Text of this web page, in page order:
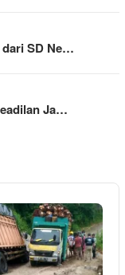
dari SD Ne…
Ja…